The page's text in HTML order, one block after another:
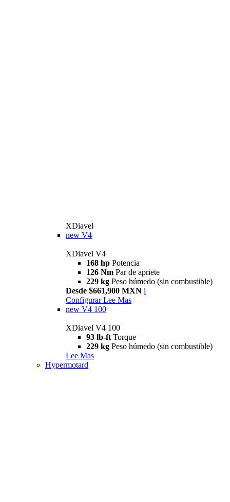
XDiavel
new V4
XDiavel V4
168 hp Potencia
126 Nm Par de apriete
229 kg Peso húmedo (sin combustible)
Desde $661,900 MXN i
Configurar Lee Mas
new V4 100
XDiavel V4 100
93 lb-ft Torque
229 kg Peso húmedo (sin combustible)
Lee Mas
Hypermotard